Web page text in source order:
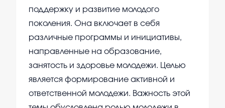
поддержку и развитие молодого
поколения. Она включает в себя
различные программы и инициативы,
направленные на образование,
занятость и здоровье молодежи. Целью
является формирование активной и
ответственной молодежи. Важность этой